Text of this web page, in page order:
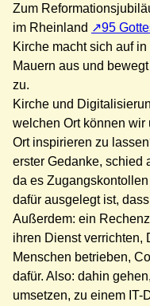
Zum
im Rheinland
95
Kirche macht sich auf
Mauern aus und
zu.
Kirche und
welchen Ort können wir
Ort inspirieren zu
erster Gedanke, schied
da es
dafür ausgelegt ist,
Außerdem: ein
ihren Dienst verrichten,
Menschen betrieben,
dafür. Also: dahin
umsetzen, zu einem IT-